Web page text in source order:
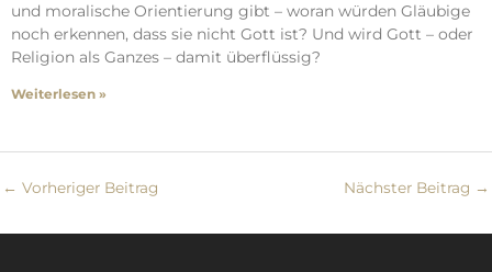
und moralische Orientierung gibt – woran würden Gläubige
noch erkennen, dass sie nicht Gott ist? Und wird Gott – oder
Religion als Ganzes – damit überflüssig?
Weiterlesen »
← Vorheriger Beitrag Nächster Beitrag →